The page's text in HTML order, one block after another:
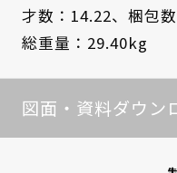
才数：14.22、 梱包数
総重量：29.40kg
図面・資料ダウン